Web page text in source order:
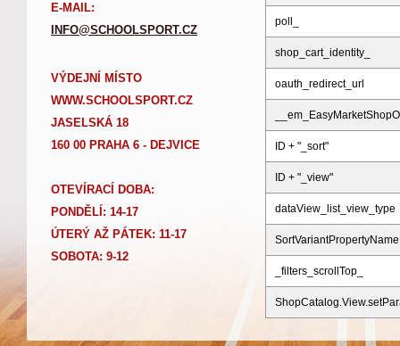
E-MAIL:
INFO@SCHOOLSPORT.CZ
VÝDEJNÍ MÍSTO
WWW.SCHOOLSPORT.CZ
JASELSKÁ 18
160 00 PRAHA 6 - DEJVICE
OTEVÍRACÍ DOBA:
PONDĚLÍ: 14-17
ÚTERÝ AŽ PÁTEK: 11-17
SOBOTA: 9-12
poll_
shop_cart_identity_
oauth_redirect_url
ID + "_sort"
ID + "_view"
dataView_list_view_type
SortVariantPropertyName
_filters_scrollTop_